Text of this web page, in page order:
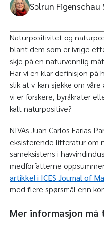
Solrun Figenschau
Naturpositivitet og
blant dem som er ivrige
skje på en naturvennlig
Har vi en klar definisjon på
slik at vi kan sjekke om
vi er forskere, byråkrater
kalt naturpositive?
NIVAs Juan Carlos Farias
eksisterende litteratur om
sameksistens i
medforfatterne
artikkel i ICES Journal of
med flere spørsmål enn
Mer informasjon må